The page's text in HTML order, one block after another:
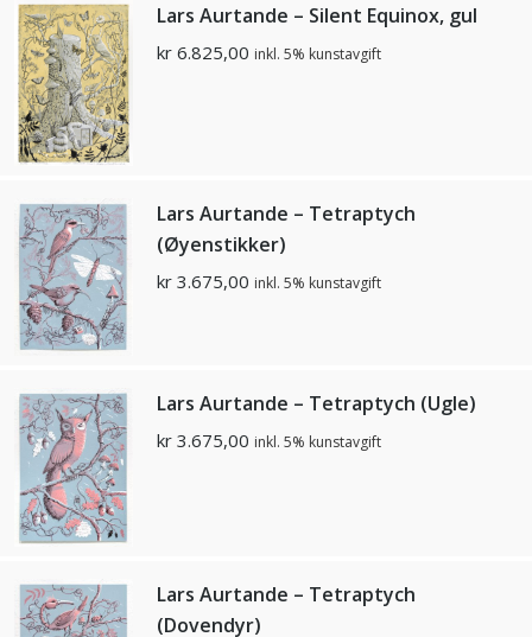
Lars Aurtande – Silent Equinox, gul
kr 6.825,00 inkl. 5% kunstavgift
Lars Aurtande – Tetraptych
(Øyenstikker)
kr 3.675,00 inkl. 5% kunstavgift
Lars Aurtande – Tetraptych (Ugle)
kr 3.675,00 inkl. 5% kunstavgift
Lars Aurtande – Tetraptych
(Dovendyr)